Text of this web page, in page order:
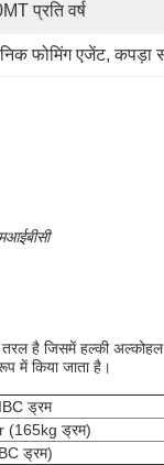
प्रति वर्ष
फोमिंग एजेंट, कपड़ा
तरल है जिसमें हल्की
में किया जाता है।
ड्रम
(165kg ड्रम)
ड्रम)